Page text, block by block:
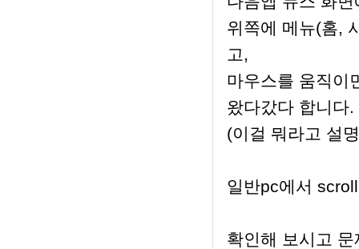
위쪽에 메뉴(홈,
고,
마우스를 움직이
왔다갔다 합니다.
(이걸 뭐라고 설
일반pc에서
확인해 보시고